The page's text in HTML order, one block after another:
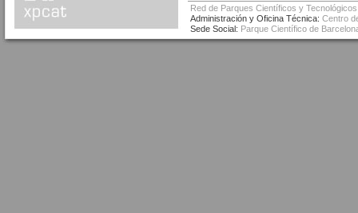
Red de Parques Científicos y
Administración y Oficina Técnica: Centro
Sede Social: Parque Científico de